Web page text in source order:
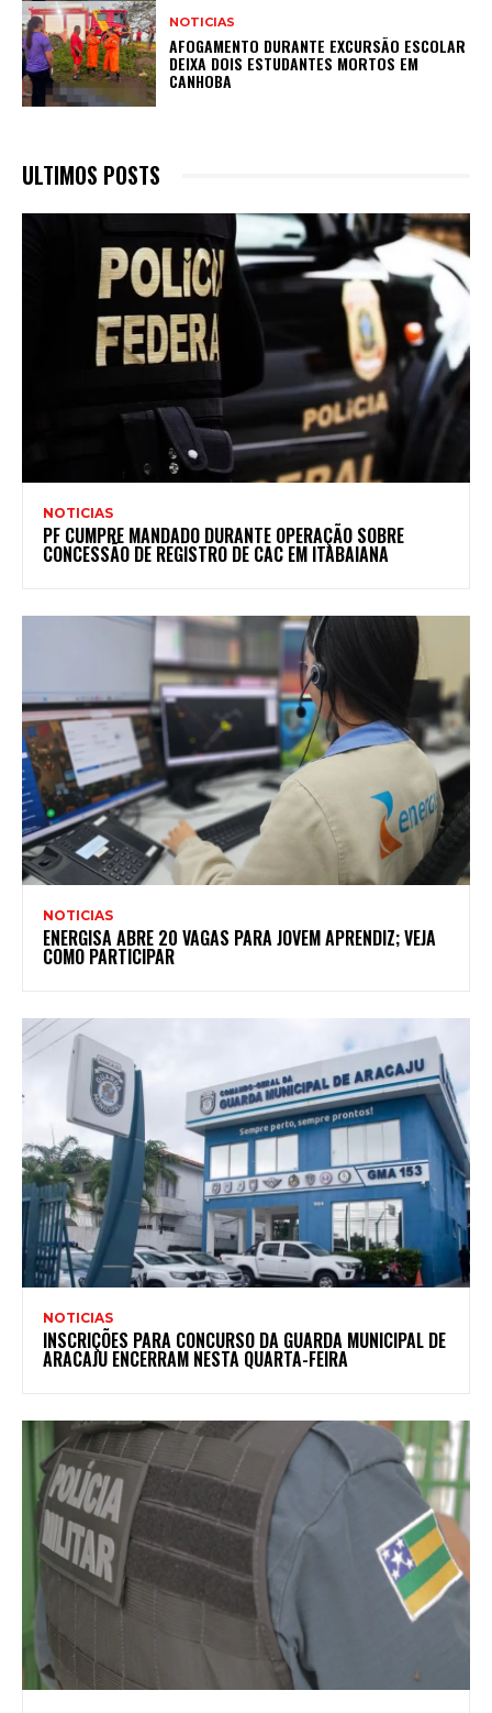
NOTICIAS
AFOGAMENTO DURANTE EXCURSÃO ESCOLAR
DEIXA DOIS ESTUDANTES MORTOS EM
CANHOBA
ULTIMOS POSTS
NOTICIAS
PF CUMPRE MANDADO DURANTE OPERAÇÃO SOBRE
CONCESSÃO DE REGISTRO DE CAC EM ITABAIANA
NOTICIAS
ENERGISA ABRE 20 VAGAS PARA JOVEM APRENDIZ; VEJA
COMO PARTICIPAR
NOTICIAS
INSCRIÇÕES PARA CONCURSO DA GUARDA MUNICIPAL DE
ARACAJU ENCERRAM NESTA QUARTA-FEIRA